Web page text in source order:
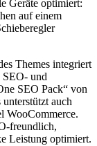
Geräte optimiert:
auf einem
Themes integriert
SEO- und
SEO Pack“ von
auch
WooCommerce.
freundlich,
Leistung optimiert.